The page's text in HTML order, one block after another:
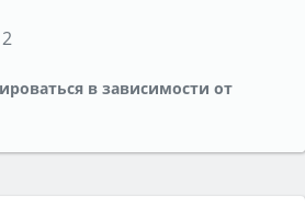
в зависимости от